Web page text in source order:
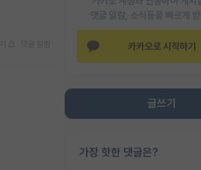
댓글 알람, 소식등을 빠르게
카카오로 시작하기
글쓰기
가장 핫한 댓글은?